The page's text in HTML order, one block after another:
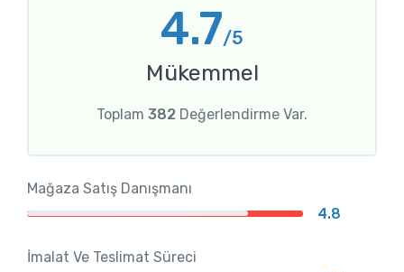
4.7/5
Mükemmel
Toplam 382 Değerlendirme Var.
Mağaza Satış Danışmanı
4.8
İmalat Ve Teslimat Süreci